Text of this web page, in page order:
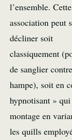
l’ensemble. Cette
association peut
décliner soit
classiquement
de sanglier
hampe), soit en
hypnotisant »
montage en
les quills